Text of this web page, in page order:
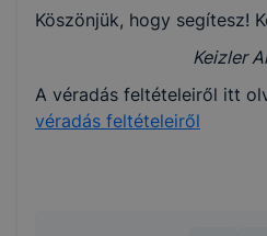
Köszönjük, hogy segítesz!
Keizler
A véradás feltételeiről itt
véradás feltételeiről